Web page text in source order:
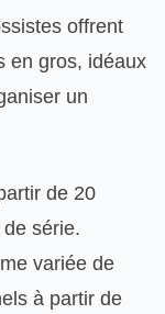
offrent
en gros, idéaux
un
de 20
série.
variée de
à partir de